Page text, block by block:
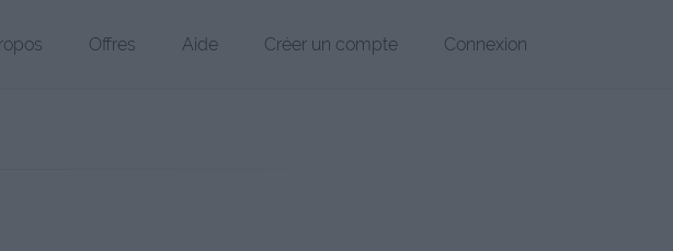
Offres Aide Créer un compte Connexion